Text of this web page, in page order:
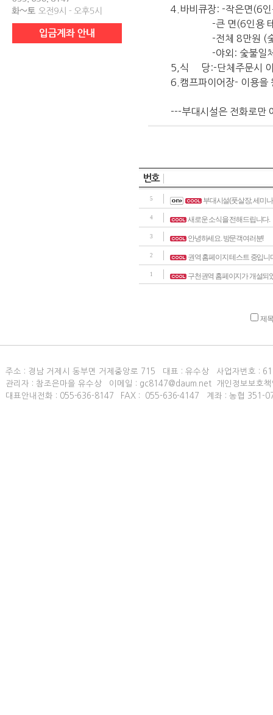
4.바비큐장: -작은면(6
-큰 면(6인용 테이
-전체 8만원 (숯
-야외: 숯불일체
5,식 당:-단체주문시
6.캠프파이어장- 이용을
---부대시설은 전화로만
번호
5 부대시설(풋살장, 세미
4 새로운 소식을 전해드립니다.
3 안녕하세요. 방문객여러분!
2 권역 홈페이지 테스트 중입니
1 구천권역 홈페이지가 개설되
제
주소 : 경남 거제시 동부면 거제중앙로 715 대표 : 유수상 사업자번호 :
관리자 : 참조은마을 유수상 이메일 : gc8147@daum.net 개인정보보호책
대표안내전화 : 055-636-8147 FAX : 055-636-4147 계좌 : 농협 351-